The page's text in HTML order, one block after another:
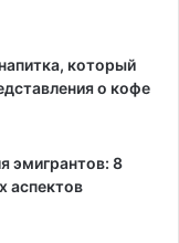
который
о кофе
эмигрантов: 8
аспектов